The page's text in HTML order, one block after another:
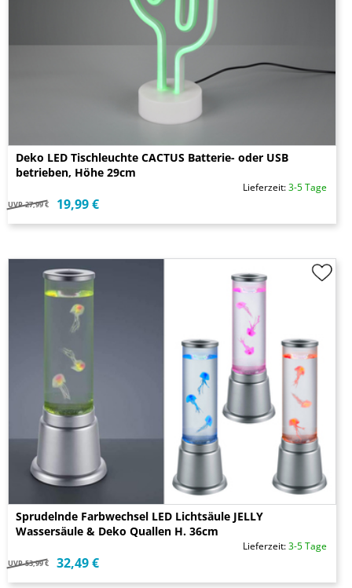
Deko LED Tischleuchte CACTUS Batterie- oder USB
betrieben, Höhe 29cm
Lieferzeit:3-5 Tage
UVP 27,99 € 19,99 €
Sprudelnde Farbwechsel LED Lichtsäule JELLY
Wassersäule & Deko Quallen H. 36cm
Lieferzeit:3-5 Tage
UVP 53,99 € 32,49 €